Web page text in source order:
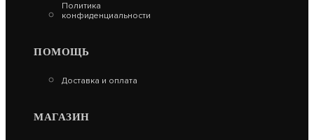
Политика
конфиденциальности
ПОМОЩЬ
Доставка и оплата
МАГАЗИН